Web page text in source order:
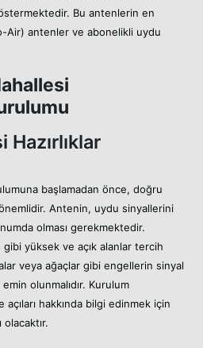
Bu antenlerin en
Air) antenler ve abonelikli uydu
başlamadan önce, doğru
Antenin, uydu sinyallerini
olması gerekmektedir.
yüksek ve açık alanlar tercih
veya ağaçlar gibi engellerin sinyal
olunmalıdır. Kurulum
hakkında bilgi edinmek için